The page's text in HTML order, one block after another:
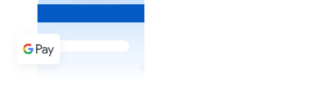
Comprar com dinheiro